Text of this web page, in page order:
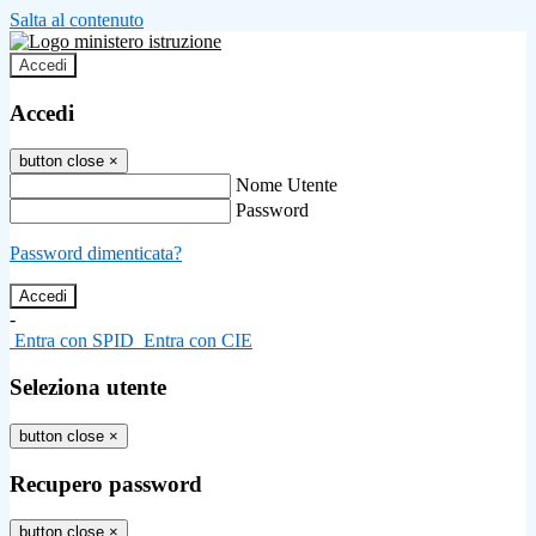
Salta al contenuto
Accedi
Accedi
button close ×
Nome Utente
Password
Password dimenticata?
-
Entra con SPID Entra con CIE
Seleziona utente
button close ×
Recupero password
button close ×